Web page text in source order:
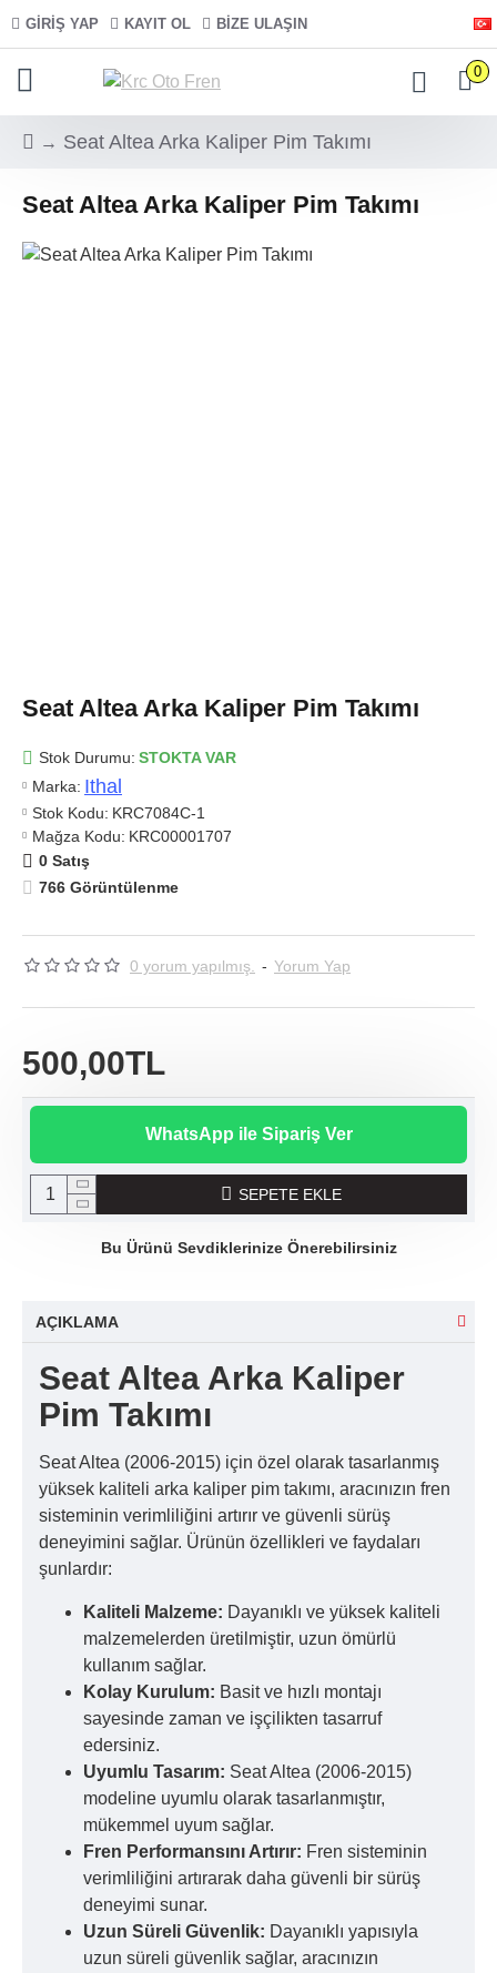
GIRIŞ YAP KAYIT OL BIZE ULAŞIN
0
Seat Altea Arka Kaliper Pim Takımı
Seat Altea Arka Kaliper Pim Takımı
Seat Altea Arka Kaliper Pim Takımı
Stok Durumu: STOKTA VAR
Marka: Ithal
Stok Kodu: KRC7084C-1
Mağza Kodu: KRC00001707
0 Satış
766 Görüntülenme
0 yorum yapılmış. - Yorum Yap
500,00TL
WhatsApp ile Sipariş Ver
SEPETE EKLE
Bu Ürünü Sevdiklerinize Önerebilirsiniz
AÇIKLAMA
Seat Altea Arka Kaliper
Pim Takımı
Seat Altea (2006-2015) için özel olarak tasarlanmış
yüksek kaliteli arka kaliper pim takımı, aracınızın fren
sisteminin verimliliğini artırır ve güvenli sürüş
deneyimini sağlar. Ürünün özellikleri ve faydaları
şunlardır:
Kaliteli Malzeme: Dayanıklı ve yüksek kaliteli
malzemelerden üretilmiştir, uzun ömürlü
kullanım sağlar.
Kolay Kurulum: Basit ve hızlı montajı
sayesinde zaman ve işçilikten tasarruf
edersiniz.
Uyumlu Tasarım: Seat Altea (2006-2015)
modeline uyumlu olarak tasarlanmıştır,
mükemmel uyum sağlar.
Fren Performansını Artırır: Fren sisteminin
verimliliğini artırarak daha güvenli bir sürüş
deneyimi sunar.
Uzun Süreli Güvenlik: Dayanıklı yapısıyla
uzun süreli güvenlik sağlar, aracınızın